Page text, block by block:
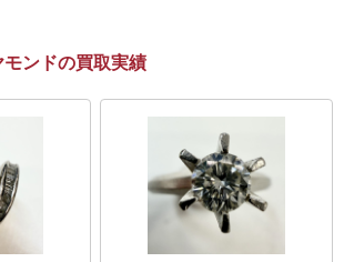
ンドの買取実績